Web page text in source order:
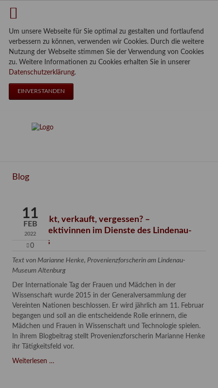
Um unsere Webseite für Sie optimal zu gestalten und fortlaufend
verbessern zu können, verwenden wir Cookies. Durch die weitere
Nutzung der Webseite stimmen Sie der Verwendung von Cookies
zu. Weitere Informationen zu Cookies erhalten Sie in unserer
Datenschutzerklärung.
EINVERSTANDEN
Blog
11
FEB
2022
0
Verschenkt, verkauft, vergessen? –
Kunstdetektivinnen im Dienste des Lindenau-
Museums
Text von Marianne Henke, Provenienzforscherin am Lindenau-
Museum Altenburg
Der Internationale Tag der Frauen und Mädchen in der
Wissenschaft wurde 2015 in der Generalversammlung der
Vereinten Nationen beschlossen. Er wird jährlich am 11. Februar
begangen und soll an die entscheidende Rolle erinnern, die
Mädchen und Frauen in Wissenschaft und Technologie spielen.
In ihrem Blogbeitrag stellt Provenienzforscherin Marianne Henke
ihr Tätigkeitsfeld vor.
Weiterlesen …